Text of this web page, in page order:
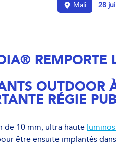
Mali 28
REMPORTE
OUTDOOR
RÉGIE
de 10 mm, ultra haute
être ensuite implantés